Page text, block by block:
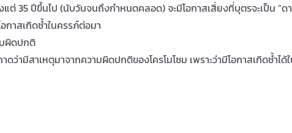
35 ปีขึ้นไป (นับวันจนถึงกำหนดคลอด) จะมีโอกาสเสี่ยงที่บุตรจะเป็น “ด
กาสเกิดซ้ำในครรภ์ต่อมา
ผิดปกติ
ามีสาเหตุมาจากความผิดปกติของโครโมโซม เพราะว่ามีโอกาสเกิดซ้ำได้